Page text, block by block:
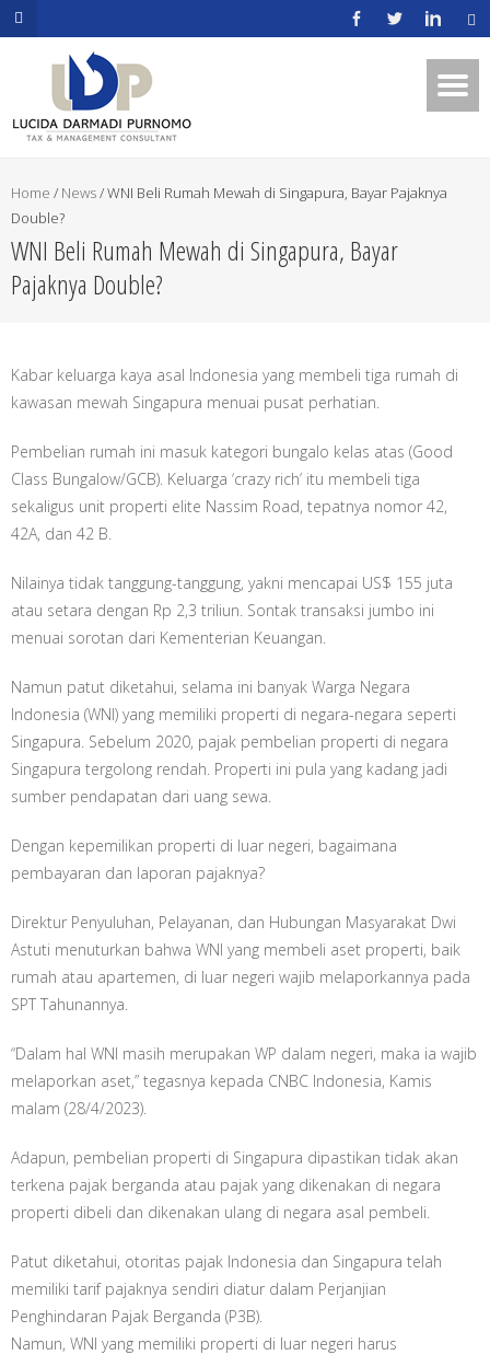
.mapouter{position:relative;text-
Home / News/WNI Beli Rumah Mewah di Singapura, Bayar Pajaknya
Double?
WNI Beli Rumah Mewah di Singapura, Bayar
Pajaknya Double?
Kabar keluarga kaya asal Indonesia yang membeli tiga rumah di
kawasan mewah Singapura menuai pusat perhatian.
Pembelian rumah ini masuk kategori bungalo kelas atas (Good
Class Bungalow/GCB). Keluarga ‘crazy rich’ itu membeli tiga
sekaligus unit properti elite Nassim Road, tepatnya nomor 42,
42A, dan 42 B.
Nilainya tidak tanggung-tanggung, yakni mencapai US$ 155 juta
atau setara dengan Rp 2,3 triliun. Sontak transaksi jumbo ini
menuai sorotan dari Kementerian Keuangan.
Namun patut diketahui, selama ini banyak Warga Negara
Indonesia (WNI) yang memiliki properti di negara-negara seperti
Singapura. Sebelum 2020, pajak pembelian properti di negara
Singapura tergolong rendah. Properti ini pula yang kadang jadi
sumber pendapatan dari uang sewa.
Dengan kepemilikan properti di luar negeri, bagaimana
pembayaran dan laporan pajaknya?
Direktur Penyuluhan, Pelayanan, dan Hubungan Masyarakat Dwi
Astuti menuturkan bahwa WNI yang membeli aset properti, baik
rumah atau apartemen, di luar negeri wajib melaporkannya pada
SPT Tahunannya.
“Dalam hal WNI masih merupakan WP dalam negeri, maka ia wajib
melaporkan aset,” tegasnya kepada CNBC Indonesia, Kamis
malam (28/4/2023).
Adapun, pembelian properti di Singapura dipastikan tidak akan
terkena pajak berganda atau pajak yang dikenakan di negara
properti dibeli dan dikenakan ulang di negara asal pembeli.
Patut diketahui, otoritas pajak Indonesia dan Singapura telah
memiliki tarif pajaknya sendiri diatur dalam Perjanjian
Penghindaran Pajak Berganda (P3B).
Namun, WNI yang memiliki properti di luar negeri harus